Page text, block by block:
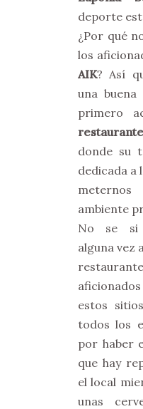
deporte
¿Por qué
los
AIK? Así
una buena
primero
donde su
dedicada a
ambiente
No se si
alguna vez
estos
todos los
por haber
que hay
el local
unas